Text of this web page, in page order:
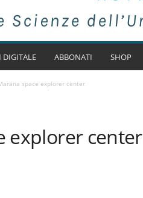
DIGITALE ABBONATI SHOP
space explorer center
explorer center